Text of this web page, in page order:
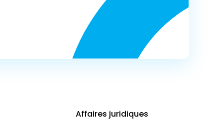
Affaires juridiques